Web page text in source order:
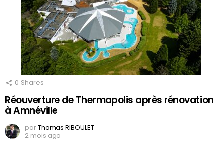
0 Shares
Réouverture de Thermapolis après rénovation
à Amnéville
parThomas RIBOULET
2 mois ago